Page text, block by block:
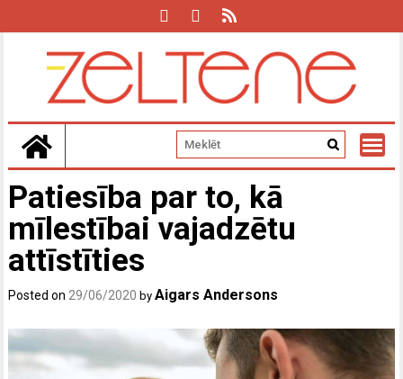
Patiesība par to, kā
mīlestībai vajadzētu
attīstīties
Posted on 29/06/2020 byAigars Andersons